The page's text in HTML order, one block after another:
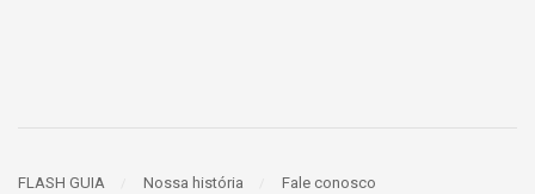
FLASH GUIA Nossa história Fale conosco